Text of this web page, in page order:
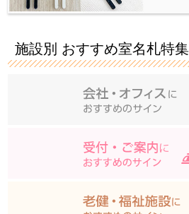
施設別 おすすめ室名札特集